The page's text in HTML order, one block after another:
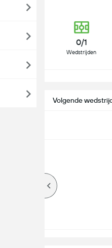
0/1
Wedstrijden
Volgende